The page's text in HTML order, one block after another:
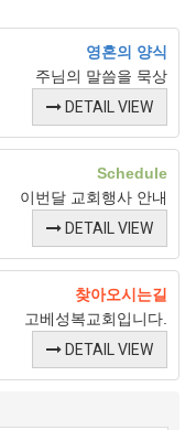
영혼의 양식
주님의 말씀을 묵상
DETAIL VIEW
Schedule
이번달 교회행사 안내
DETAIL VIEW
찾아오시는길
고베성복교회입니다.
DETAIL VIEW